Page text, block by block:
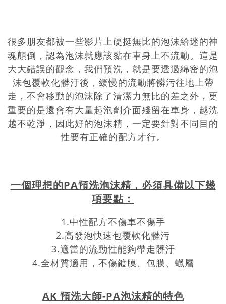
很多朋友都被一些影片上硬挺無比的泡沫給迷的神
魂顛倒，認為泡沫就應該黏在車身上不流動。這是
大大錯誤的觀念，我們預洗，就是要透過綿密的泡
沫包覆軟化髒汙後，緩慢的流動將髒污往地上帶
走，不會移動的泡沫除了清潔力無比的差之外，更
重要的是還會有大量起泡劑介面殘留在車身，越洗
越不乾淨，因此好的泡沫精，一定要針對不同目的
性要有正確的配方才行。
一個理想的PA預洗泡沫精，必須具備以下幾
項要點：
1.中性配方不傷車不傷手
2.高發泡快速包覆軟化髒污
3.適當的流動性能夠帶走髒汙
4.全材質適用，不傷鍍膜、包膜、蠟層
AK 預洗大師-PA泡沫精的特色